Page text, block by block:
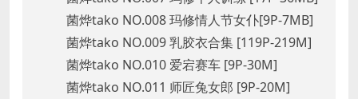
菌烨tako NO.008 玛修情人节女仆[9P-7MB]
菌烨tako NO.009 乳胶衣合集 [119P-219M]
菌烨tako NO.010 爱宕赛车 [9P-30M]
菌烨tako NO.011 师匠兔女郎 [9P-20M]